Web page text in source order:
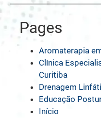
Pages
Aromaterapia
Clínica
Curitiba
Drenagem
Educação
Início